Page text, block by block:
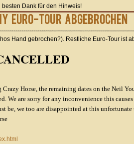
Dank für den Hinweis!
Euro-Tour abgebrochen
Hand gebrochen?). Restliche Euro-Tour ist
Horse, the remaining dates on the Neil
We are sorry for any inconvenience this
be, we too are disappointed at this